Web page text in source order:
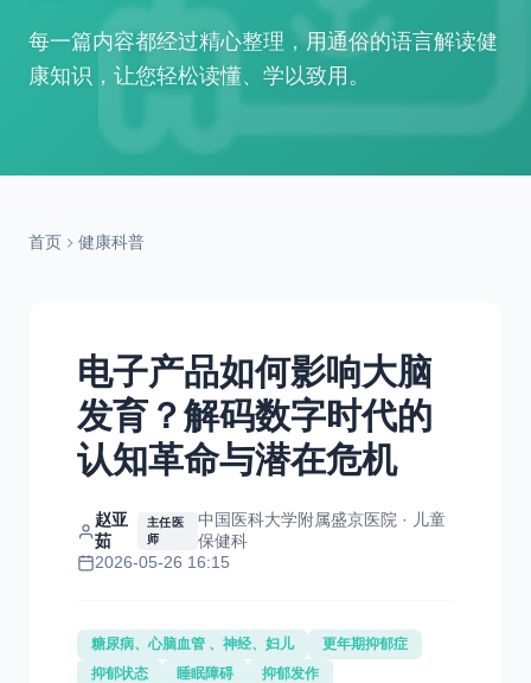
每一篇内容都经过精心整理，用通俗的语言解读健
康知识，让您轻松读懂、学以致用。
首页 健康科普
电子产品如何影响大脑
发育？解码数字时代的
认知革命与潜在危机
赵亚
茹
主任医
师
中国医科大学附属盛京医院 · 儿童
保健科
2026-05-26 16:15
糖尿病、心脑血管 、神经、妇儿
更年期抑郁症
抑郁状态
睡眠障碍 抑郁发作